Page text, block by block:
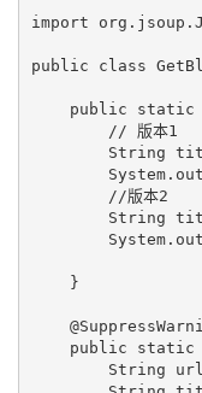
import
public class
public static
// 版本1
String title =
//版本2
String title2
}
public static
String url =